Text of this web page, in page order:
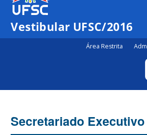
Vestibular UFSC/2016
Área Restrita
Secretariado Executivo